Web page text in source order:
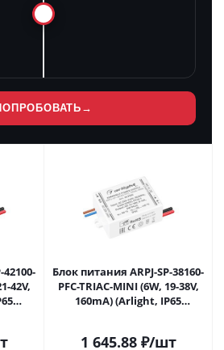
→
42V,
Блок питания ARPJ-SP-38160-
PFC-TRIAC-MINI (6W, 19-38V,
160mA) (Arlight, IP65
1 645.88₽/шт